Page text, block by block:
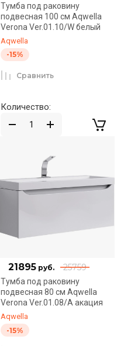
Тумба под раковину
подвесная 100 см Aqwella
Verona Ver.01.10/W белый
Aqwella
-15%
Количество:
Сравнить
25759
21895 руб.
Тумба под раковину
подвесная 80 см Aqwella
Verona Ver.01.08/А акация
Aqwella
-15%